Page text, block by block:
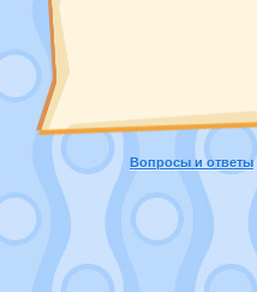
Вопросы и ответы